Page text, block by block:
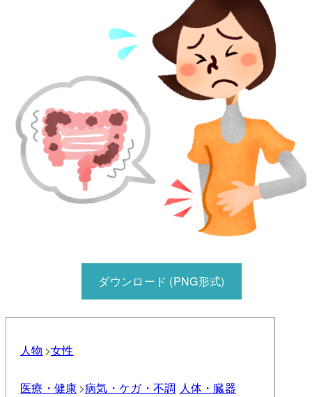
ダウンロード (PNG形式)
人物 女性
医療・健康 病気・ケガ・不調 人体・臓器